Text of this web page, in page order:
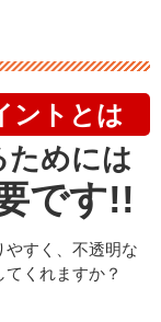
ントとは
ためには
です!!
やすく、不透明な
くれますか？